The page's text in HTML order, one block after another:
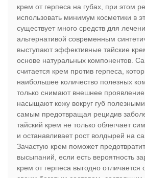
крем от герпеса на губах, при этом
использовать минимум косметики в
существует много средств для
альтернативой современным
выступают эффективные тайские
основе натуральных компонентов.
считается крем против герпеса,
наибольшее количество полезных
только снимают внешнее
насыщают кожу вокруг губ
самым предотвращая рецидив
тайский крем не только облегчает
и останавливает рост волдырей на
Зачастую крем поможет
высыпаний, если есть вероятность
крем от герпеса выгодно отличается